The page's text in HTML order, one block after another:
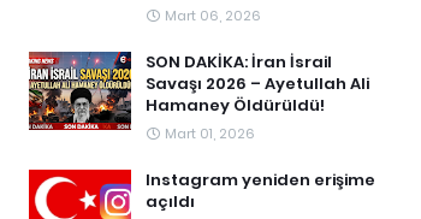
Mart 06, 2026
SON DAKİKA: İran İsrail
Savaşı 2026 – Ayetullah Ali
Hamaney Öldürüldü!
Mart 01, 2026
Instagram yeniden erişime
açıldı